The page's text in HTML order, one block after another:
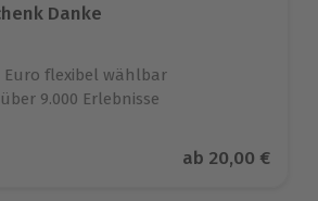
Danke
Euro flexibel wählbar
9.000 Erlebnisse
Aktueller Preis
ab 20,00 €